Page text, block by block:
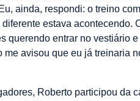
ainda, respondi: o treino
estava
querendo entrar no
avisou que eu já treinaria
Roberto participou da